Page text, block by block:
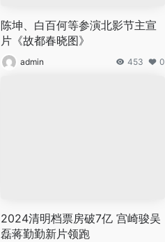
陈坤、白百何等参演北影节主宣
片《故都春晓图》
admin 453 0
2024清明档票房破7亿 宫崎骏吴
磊蒋勤勤新片领跑